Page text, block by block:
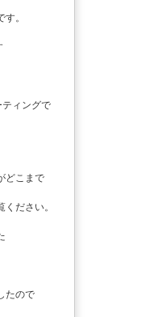
。
ィングで
どこまで
ださい。
たので